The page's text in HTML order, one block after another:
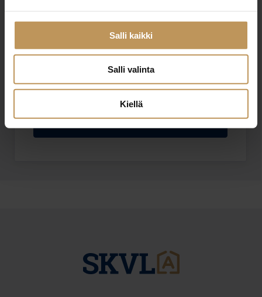
Salli kaikki
Salli valinta
Kiellä